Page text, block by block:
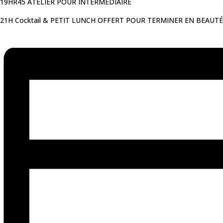
21H Cocktail & PETIT LUNCH OFFERT POUR TERMINER EN BEAUTÉ